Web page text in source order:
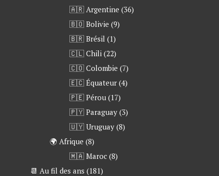
🇦🇷 Argentine (36)
🇧🇴 Bolivie (9)
🇧🇷 Brésil (1)
🇨🇱 Chili (22)
🇨🇴 Colombie (7)
🇪🇨 Équateur (4)
🇵🇪 Pérou (17)
🇵🇾 Paraguay (3)
🇺🇾 Uruguay (8)
🌍 Afrique (8)
🇲🇦 Maroc (8)
📆 Au fil des ans (181)